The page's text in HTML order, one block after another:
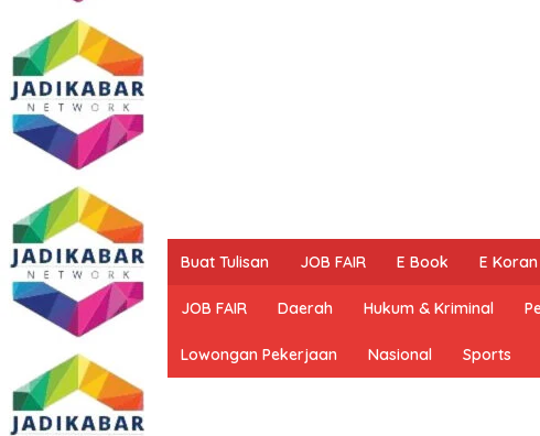
Buat Tulisan JOB FAIR E Book E Koran
JOB FAIR Daerah Hukum & Kriminal
Lowongan Pekerjaan Nasional Sports